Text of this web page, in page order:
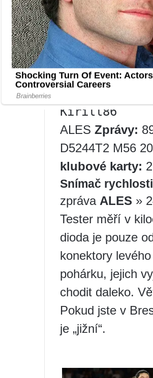
Kirill86
ALES Zprávy:
D5244T2 M56
klubové karty:
Snímač
zpráva ALES »
Tester měří v
dioda je pouze
konektory
pohárku, jejich
chodit daleko.
Pokud jste v
je „jižní“.